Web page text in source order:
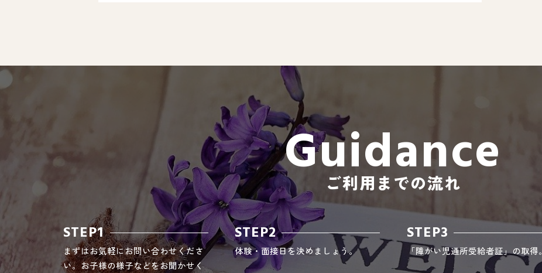
社内行事
－ 春日事業所のブログ
－ 遠賀事業所のブログ
－ 東郷事業所のブログ
－ 鳥栖事業所のブログ
Guidance
ご利用までの流れ
STEP1
まずはお気軽にお問い合わせくださ
い。お子様の様子などをお聞かせく
STEP2
体験・面接日を決めましょう。
STEP3
「障がい児通所受給者証」の取得。